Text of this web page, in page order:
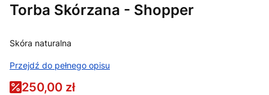
Torba Skórzana - Shopper
Skóra naturalna
Przejdź do pełnego opisu
250,00 zł